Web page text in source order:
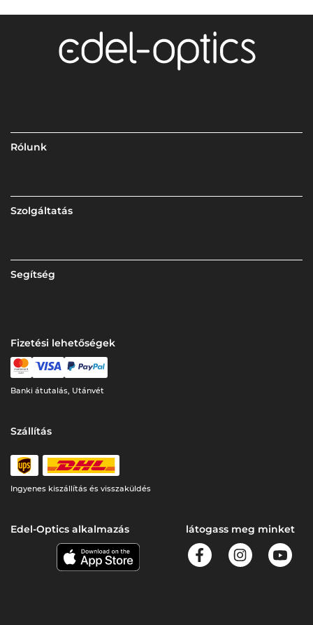
Rólunk
Szolgáltatás
Segítség
Fizetési lehetőségek
Banki átutalás, Utánvét
Szállítás
Ingyenes kiszállítás és visszaküldés
Edel-Optics alkalmazás látogass meg minket